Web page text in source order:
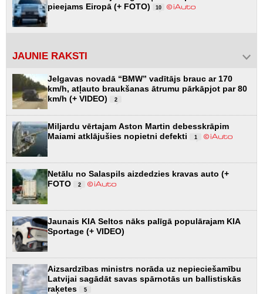
pieejams Eiropā (+ FOTO)
10
JAUNIE RAKSTI
Jelgavas novadā “BMW” vadītājs brauc ar 170
km/h, atļauto braukšanas ātrumu pārkāpjot par 80
km/h (+ VIDEO)
2
Miljardu vērtajam Aston Martin debesskrāpim
Maiami atklājušies nopietni defekti
1
Netālu no Salaspils aizdedzies kravas auto (+
FOTO
2
Jaunais KIA Seltos nāks palīgā populārajam KIA
Sportage (+ VIDEO)
Aizsardzības ministrs norāda uz nepieciešamību
Latvijai sagādāt savas spārnotās un ballistiskās
raķetes
5